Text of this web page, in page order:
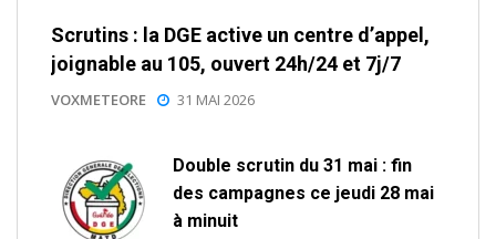
Scrutins : la DGE active un centre d’appel,
joignable au 105, ouvert 24h/24 et 7j/7
VOXMETEORE 31 MAI 2026
Double scrutin du 31 mai : fin
des campagnes ce jeudi 28 mai
à minuit